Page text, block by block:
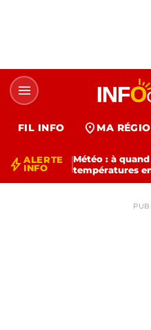
menu
FIL INFO location_on MA
bolt ALERTE
INFO
Météo : à
températures